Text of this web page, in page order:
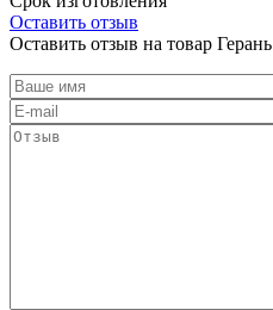
Оставить отзыв
Оставить отзыв на товар Герань